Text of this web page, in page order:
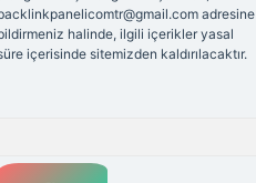
adresine
halinde, ilgili içerikler yasal
içerisinde sitemizden kaldırılacaktır.